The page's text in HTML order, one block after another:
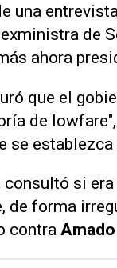
una
de
ahora
que el
de
se
si
de forma
contra